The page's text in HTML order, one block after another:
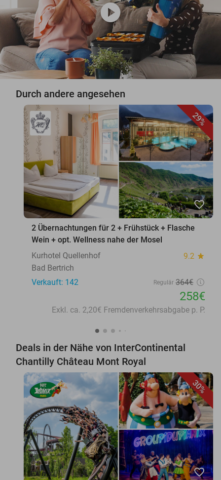
play_circle
Durch andere angesehen
29%
favorite_border
2 Übernachtungen für 2 + Frühstück + Flasche
Wein + opt. Wellness nahe der Mosel
Kurhotel Quellenhof
9.2 star
Bad Bertrich
Verkauft: 142
Regulär 364€
258€
Exkl. ca. 2,20€ Fremdenverkehrsabgabe p. P.
Deals in der Nähe von InterContinental
Chantilly Château Mont Royal
30%
favorite_border